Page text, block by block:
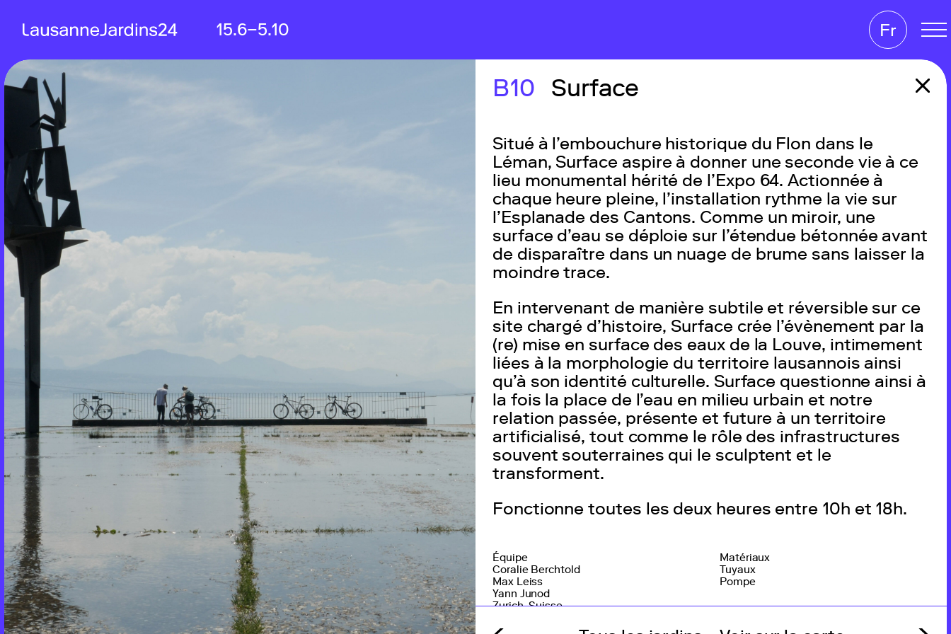
15.6‒5.10
Fr
Entre l’eau et nous Pratique
Avec le soutien de la Ville de Lausanne, Loterie Romande, La Mobilière
B10 Surface
Situé à l’embouchure historique du Flon dans le
Léman, Surface aspire à donner une seconde vie à ce
lieu monumental hérité de l’Expo 64. Actionnée à
chaque heure pleine, l’installation rythme la vie sur
l’Esplanade des Cantons. Comme un miroir, une
surface d’eau se déploie sur l’étendue bétonnée avant
de disparaître dans un nuage de brume sans laisser la
moindre trace.
En intervenant de manière subtile et réversible sur ce
site chargé d’histoire, Surface crée l’évènement par la
(re) mise en surface des eaux de la Louve, intimement
liées à la morphologie du territoire lausannois ainsi
qu’à son identité culturelle. Surface questionne ainsi à
la fois la place de l’eau en milieu urbain et notre
relation passée, présente et future à un territoire
artificialisé, tout comme le rôle des infrastructures
souvent souterraines qui le sculptent et le
transforment.
Fonctionne toutes les deux heures entre 10h et 18h.
Équipe
Coralie Berchtold
Max Leiss
Yann Junod
Zurich, Suisse
Matériaux
Tuyaux
Pompe
Mise en œuvre